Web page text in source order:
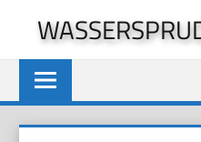
springen